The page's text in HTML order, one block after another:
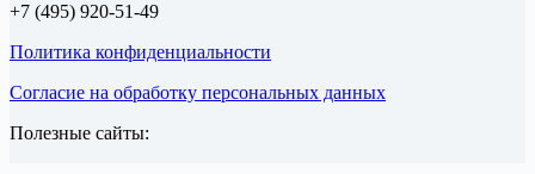
+7 (495) 920-51-49
Политика конфиденциальности
Согласие на обработку персональных данных
Полезные сайты: